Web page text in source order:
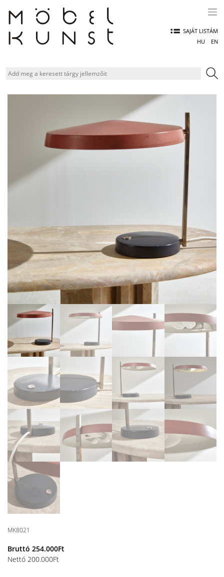
content
SAJÁT LISTÁM
HU
EN
MK8021
Bruttó 254.000Ft
Nettó 200.000Ft